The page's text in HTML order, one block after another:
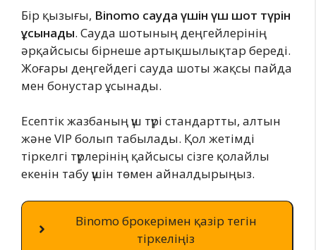
Бір қызығы, Binomo сауда үшін үш шот түрін
ұсынады. Сауда шотының деңгейлерінің
әрқайсысы бірнеше артықшылықтар береді.
Жоғары деңгейдегі сауда шоты жақсы пайда
мен бонустар ұсынады.
Есептік жазбаның үш түрі стандартты, алтын
және VIP болып табылады. Қол жетімді
тіркелгі түрлерінің қайсысы сізге қолайлы
екенін табу үшін төмен айналдырыңыз.
Binomo брокерімен қазір тегін
тіркеліңіз